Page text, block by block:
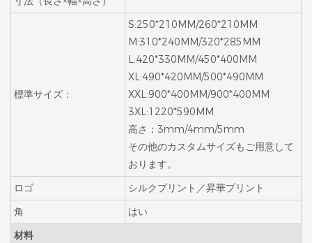
標準サイズ：
S:250*210MM/260*210MM
M:310*240MM/320*285MM
L:420*330MM/450*400MM
XL:490*420MM/500*490MM
XXL:900*400MM/900*400MM
3XL:1220*590MM
高さ：3mm/4mm/5mm
その他のカスタムサイズもご用意して
おります。
ロゴ
シルクプリント／昇華プリント
角
はい
材料